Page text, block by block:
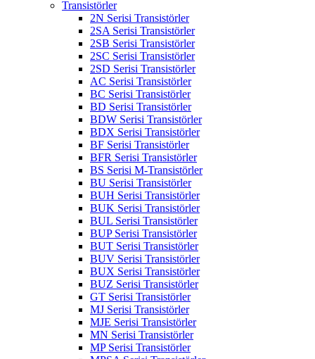
Transistörler
2N Serisi Transistörler
2SA Serisi Transistörler
2SB Serisi Transistörler
2SC Serisi Transistörler
2SD Serisi Transistörler
AC Serisi Transistörler
BC Serisi Transistörler
BD Serisi Transistörler
BDW Serisi Transistörler
BDX Serisi Transistörler
BF Serisi Transistörler
BFR Serisi Transistörler
BS Serisi M-Transistörler
BU Serisi Transistörler
BUH Serisi Transistörler
BUK Serisi Transistörler
BUL Serisi Transistörler
BUP Serisi Transistörler
BUT Serisi Transistörler
BUV Serisi Transistörler
BUX Serisi Transistörler
BUZ Serisi Transistörler
GT Serisi Transistörler
MJ Serisi Transistörler
MJE Serisi Transistörler
MN Serisi Transistörler
MP Serisi Transistörler